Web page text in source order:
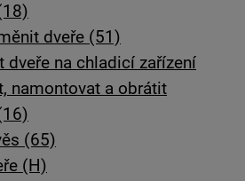
dveře (51)
dveře na chladicí zařízení
namontovat a obrátit
(65)
(H)